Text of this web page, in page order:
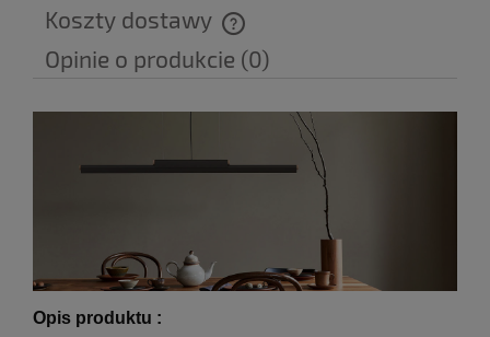
Koszty dostawy
Cena nie zawiera ewentualnych kosztów płatności
Opinie o produkcie (0)
Opis produktu :